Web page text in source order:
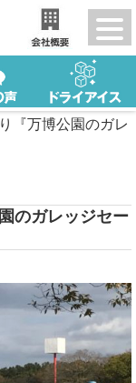
『万博公園のガレ
のガレッジセー